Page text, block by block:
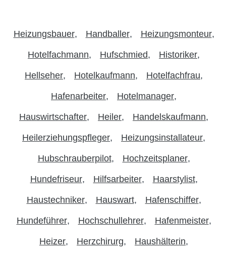
Heizungsbauer Handballer Heizungsmonteur
Hotelfachmann Hufschmied Historiker
Hellseher Hotelkaufmann Hotelfachfrau
Hafenarbeiter Hotelmanager
Hauswirtschafter Heiler Handelskaufmann
Heilerziehungspfleger Heizungsinstallateur
Hubschrauberpilot Hochzeitsplaner
Hundefriseur Hilfsarbeiter Haarstylist
Haustechniker Hauswart Hafenschiffer
Hundeführer Hochschullehrer Hafenmeister
Heizer Herzchirurg Haushälterin